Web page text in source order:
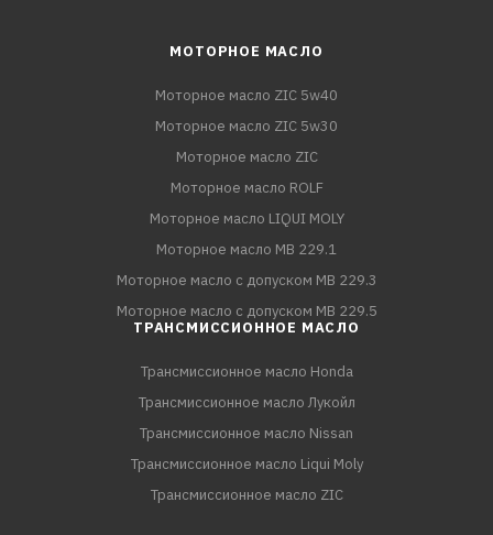
МОТОРНОЕ МАСЛО
Моторное масло ZIC 5w40
Моторное масло ZIC 5w30
Моторное масло ZIC
Моторное масло ROLF
Моторное масло LIQUI MOLY
Моторное масло MB 229.1
Моторное масло с допуском MB 229.3
Моторное масло с допуском MB 229.5
ТРАНСМИССИОННОЕ МАСЛО
Трансмиссионное масло Honda
Трансмиссионное масло Лукойл
Трансмиссионное масло Nissan
Трансмиссионное масло Liqui Moly
Трансмиссионное масло ZIC